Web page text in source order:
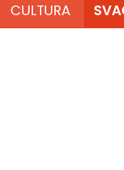
CULTURA